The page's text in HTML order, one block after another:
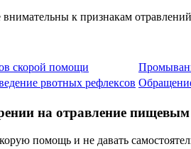
внимательны к признакам
скорой помощи
рвотных рефлексов
на отравление
помощь и не давать